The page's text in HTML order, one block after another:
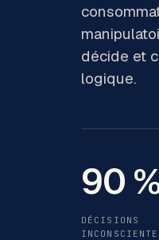
décide et
logique.
90
DÉCISIONS